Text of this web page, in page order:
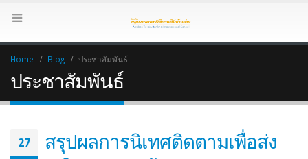
Home Blog ประชาสัมพันธ์
ประชาสัมพันธ์
27
สรุปผลการนิเทศติดตามเพื่อส่ง